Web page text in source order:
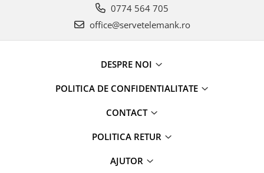
0774 564 705
office@servetelemank.ro
DESPRE NOI
POLITICA DE CONFIDENTIALITATE
CONTACT
POLITICA RETUR
AJUTOR